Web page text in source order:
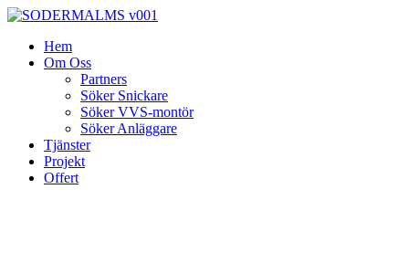
Skip
contentHem
Om Oss
Partners
Söker Snickare
Söker VVS-montör
Söker Anläggare
Tjänster
Projekt
Offert